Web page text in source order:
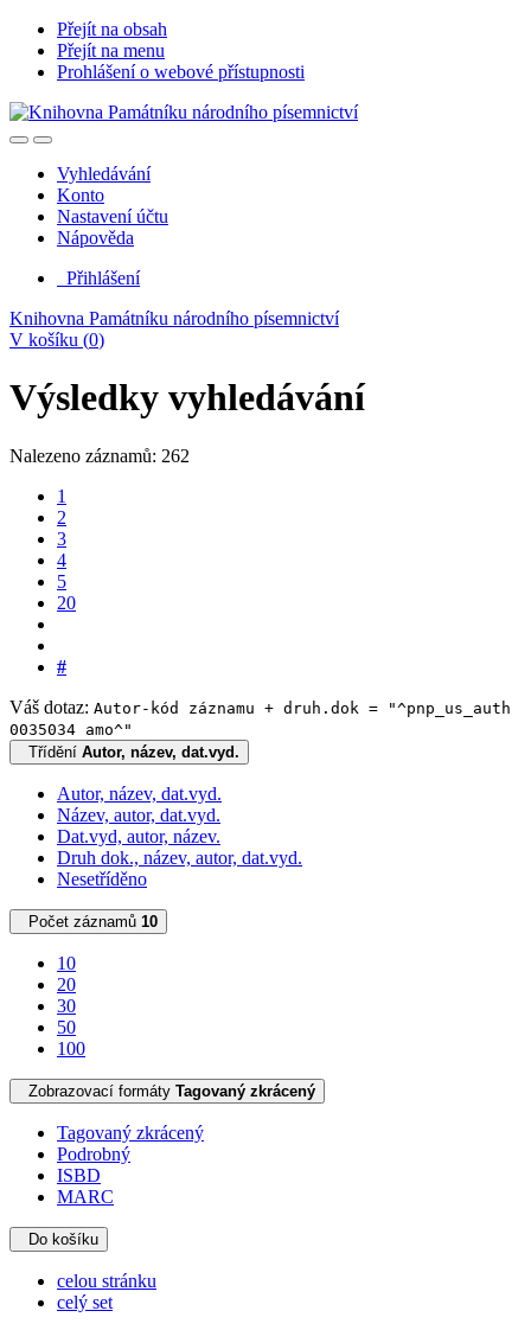
Přejít na obsah
Přejít na menu
Prohlášení o webové přístupnosti
Vyhledávání
Konto
Nastavení účtu
Nápověda
Přihlášení
Knihovna Památníku národního písemnictví
V košíku (0)
Výsledky vyhledávání
Nalezeno záznamů: 262
1
2
3
4
5
20
#
Váš dotaz: Autor-kód záznamu + druh.dok = "^pnp_us_auth
0035034 amo^"
Třídění Autor, název, dat.vyd.
Autor, název, dat.vyd.
Název, autor, dat.vyd.
Dat.vyd, autor, název.
Druh dok., název, autor, dat.vyd.
Nesetříděno
Počet záznamů 10
10
20
30
50
100
Zobrazovací formáty Tagovaný zkrácený
Tagovaný zkrácený
Podrobný
ISBD
MARC
Do košíku
celou stránku
celý set